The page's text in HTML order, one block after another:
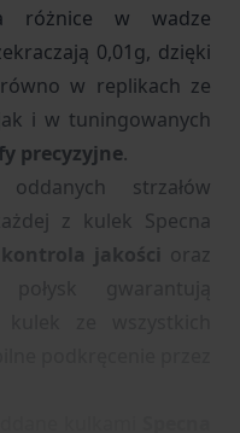
różnice w wadze
0,01g, dzięki
w replikach ze
i w tuningowanych
precyzyjne.
strzałów
z kulek Specna
jakości oraz